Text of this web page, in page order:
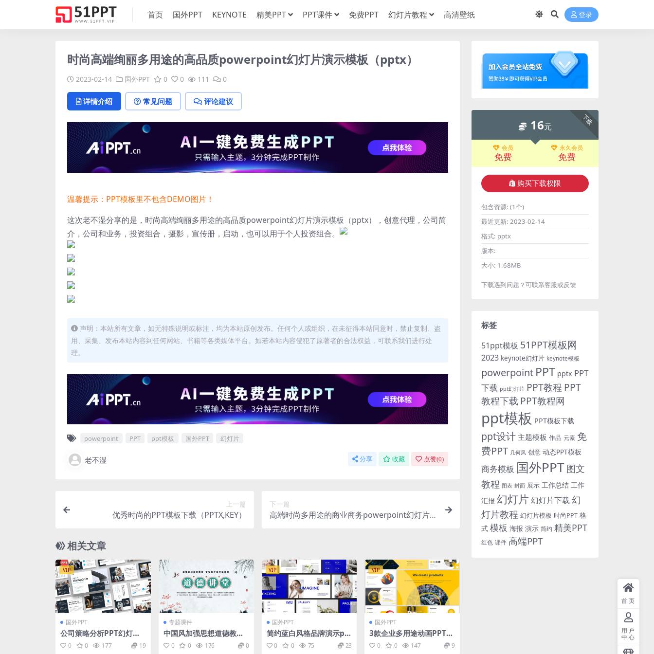
首页 国外PPT KEYNOTE 精美PPT PPT课件 免费PPT 幻灯片教程 高清壁纸 登录
时尚高端绚丽多用途的高品质powerpoint幻灯片演示模板（pptx）
2023-02-14 国外PPT 0 0 111 0
详情介绍 常见问题 评论建议
温馨提示：PPT模板里不包含DEMO图片！
这次老不湿分享的是，时尚高端绚丽多用途的高品质powerpoint幻灯片演示模板（pptx），创意代理，公司简
介，公司和业务，投资组合，摄影，宣传册，启动，也可以用于个人投资组合。
声明：本站所有文章，如无特殊说明或标注，均为本站原创发布。任何个人或组织，在未征得本站同意时，禁止复制、盗
用、采集、发布本站内容到任何网站、书籍等各类媒体平台。如若本站内容侵犯了原著者的合法权益，可联系我们进行处
理。
powerpoint PPT ppt模板 国外PPT 幻灯片
老不湿 分享 收藏 点赞(0)
上一篇
优秀时尚的PPT模板下载（PPTX,KEY）
下一篇
高端时尚多用途的商业商务powerpoint幻灯片演
相关文章
VIP
国外PPT
公司策略分析PPT幻灯片
模板 Kompanie – Comp
any Profile Powerpoin
0 0 177 19
专题课件
中国风加强思想道德教育
弘扬中华传统美德课件pp
t模板下载
0 0 176 0
VIP
国外PPT
简约蓝白风格品牌演示pp
t素材
0 0 75 23
VIP
国外PPT
3款企业多用途动画PPT演
示幻灯片模板
0 0 147 9
下载
16元
会员
免费
永久会员
免费
购买下载权限
包含资源: (1个)
最近更新: 2023-02-14
格式: pptx
版本:
大小: 1.68MB
下载遇到问题？可联系客服或反馈
标签
51ppt模板 51PPT模板网
2023 keynote幻灯片 keynote模板
powerpoint PPT pptx PPT
下载 ppt幻灯片 PPT教程 PPT
教程下载 PPT教程网
ppt模板 PPT模板下载
ppt设计 主题模板 作品 元素 免
费PPT 几何风 创意 动态PPT模板
商务模板 国外PPT图文
教程 图表 封面 展示 工作总结 工作
汇报 幻灯片 幻灯片下载 幻
灯片教程 幻灯片模板 时尚PPT 格
式 模板 海报 演示 简约 精美PPT
红色 课件 高端PPT
首页
用户
中心